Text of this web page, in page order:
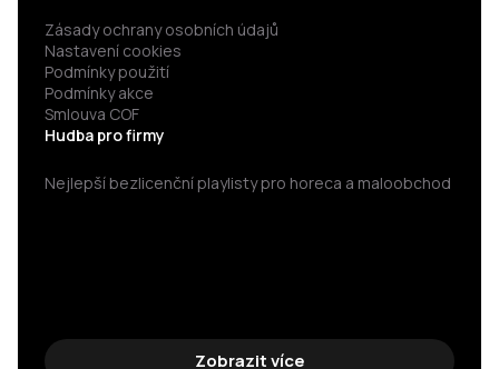
Zásady ochrany osobních údajů
Nastavení cookies
Podmínky použití
Podmínky akce
Smlouva COF
Hudba pro firmy
Nejlepší bezlicenční playlisty pro horeca a maloobchod
Zobrazit více